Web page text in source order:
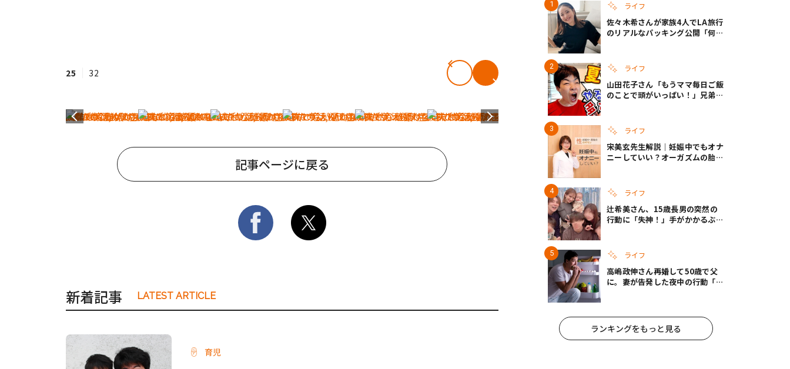
25 32
記事ページに戻る
新着記事 LATEST ARTICLE
育児
ライフ
佐々木希さんが家族4人でLA旅行
のリアルなパッキング公開「何が
ライフ
山田花子さん「もうママ毎日ご飯
のことで頭がいっぱい！」兄弟夏
ライフ
宋美玄先生解説｜妊娠中でもオナ
ニーしていい？オーガズムの胎児
ライフ
辻希美さん、15歳長男の突然の
行動に「失神！」手がかかるぶん
ライフ
高嶋政伸さん再婚して50歳で父
に。妻が告発した夜中の行動「こ
ランキングをもっと見る